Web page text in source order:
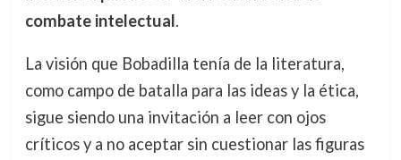
combate intelectual.
La visión que Bobadilla tenía de la literatura,
como campo de batalla para las ideas y la ética,
sigue siendo una invitación a leer con ojos
críticos y a no aceptar sin cuestionar las figuras